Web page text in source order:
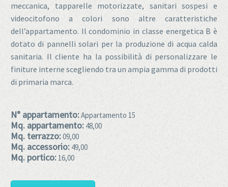
meccanica, tapparelle motorizzate, sanitari sospesi e
videocitofono a colori sono altre caratteristiche
dell’appartamento. Il condominio in classe energetica B è
dotato di pannelli solari per la produzione di acqua calda
sanitaria. Il cliente ha la possibilità di personalizzare le
finiture interne scegliendo tra un ampia gamma di prodotti
di primaria marca.
N° appartamento:Appartamento 15
Mq. appartamento: 48,00
Mq. terrazzo:09,00
Mq. accessorio: 49,00
Mq. portico: 16,00